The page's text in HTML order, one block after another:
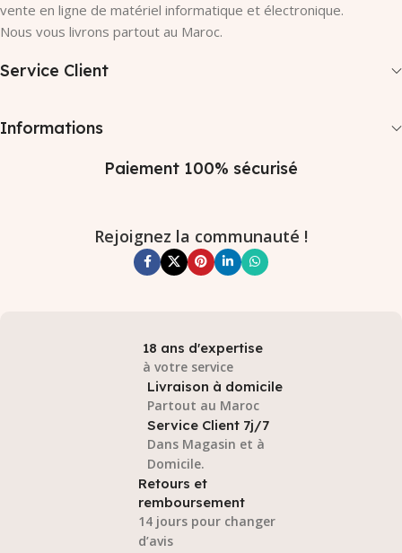
vente en ligne de matériel informatique et électronique.
Nous vous livrons partout au Maroc.
Service Client
Informations
Paiement 100% sécurisé
Rejoignez la communauté !
18 ans d'expertise
à votre service
Livraison à domicile
Partout au Maroc
Service Client 7j/7
Dans Magasin et à
Domicile.
Retours et
remboursement
14 jours pour changer
d’avis